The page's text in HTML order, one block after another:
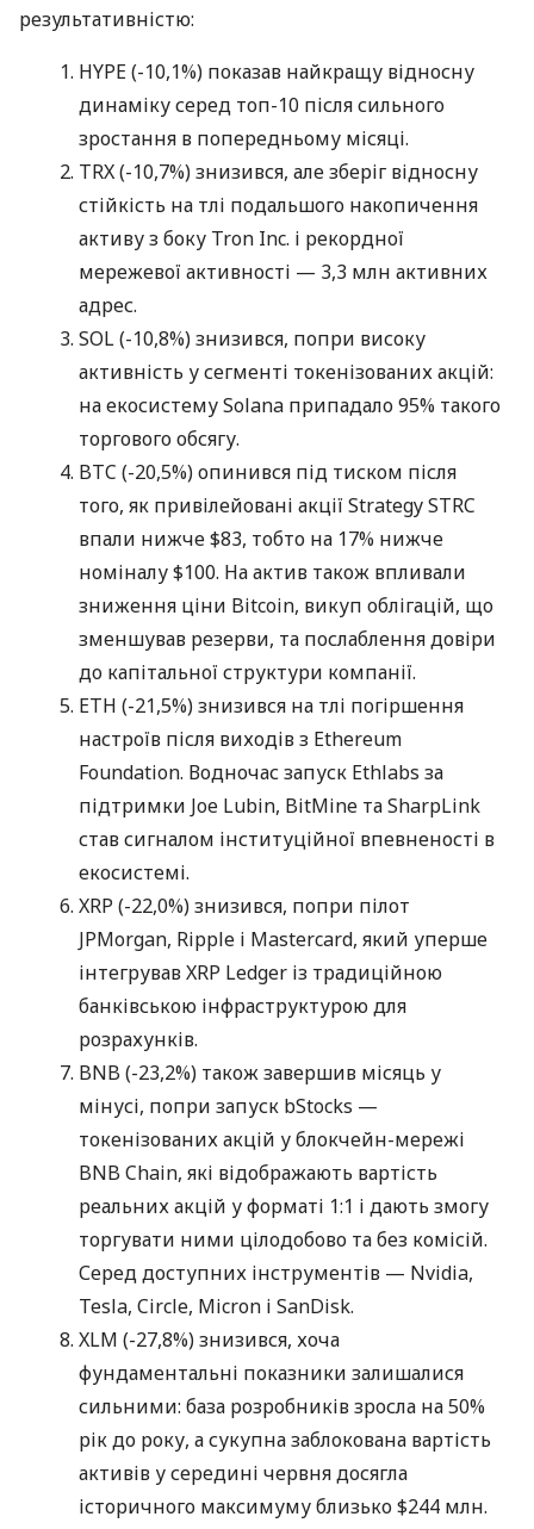
результативністю:
HYPE (-10,1%) показав найкращу відносну
динаміку серед топ-10 після сильного
зростання в попередньому місяці.
TRX (-10,7%) знизився, але зберіг відносну
стійкість на тлі подальшого накопичення
активу з боку Tron Inc. і рекордної
мережевої активності — 3,3 млн активних
адрес.
SOL (-10,8%) знизився, попри високу
активність у сегменті токенізованих акцій:
на екосистему Solana припадало 95% такого
торгового обсягу.
BTC (-20,5%) опинився під тиском після
того, як привілейовані акції Strategy STRC
впали нижче $83, тобто на 17% нижче
номіналу $100. На актив також впливали
зниження ціни Bitcoin, викуп облігацій, що
зменшував резерви, та послаблення довіри
до капітальної структури компанії.
ETH (-21,5%) знизився на тлі погіршення
настроїв після виходів з Ethereum
Foundation. Водночас запуск Ethlabs за
підтримки Joe Lubin, BitMine та SharpLink
став сигналом інституційної впевненості в
екосистемі.
XRP (-22,0%) знизився, попри пілот
JPMorgan, Ripple і Mastercard, який уперше
інтегрував XRP Ledger із традиційною
банківською інфраструктурою для
розрахунків.
BNB (-23,2%) також завершив місяць у
мінусі, попри запуск bStocks —
токенізованих акцій у блокчейн-мережі
BNB Chain, які відображають вартість
реальних акцій у форматі 1:1 і дають змогу
торгувати ними цілодобово та без комісій.
Серед доступних інструментів — Nvidia,
Tesla, Circle, Micron і SanDisk.
XLM (-27,8%) знизився, хоча
фундаментальні показники залишалися
сильними: база розробників зросла на 50%
рік до року, а сукупна заблокована вартість
активів у середині червня досягла
історичного максимуму близько $244 млн.